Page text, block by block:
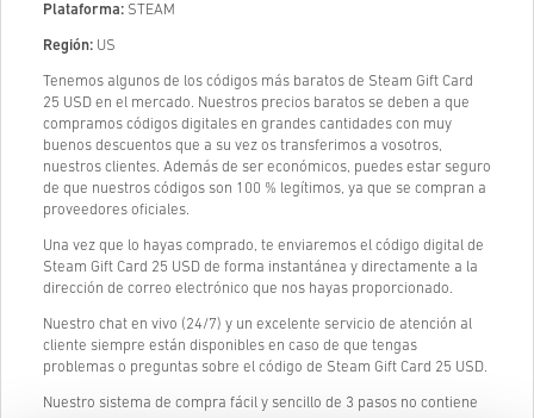
Plataforma: STEAM
Región: US
Tenemos algunos de los códigos más baratos de Steam Gift Card
25 USD en el mercado. Nuestros precios baratos se deben a que
compramos códigos digitales en grandes cantidades con muy
buenos descuentos que a su vez os transferimos a vosotros,
nuestros clientes. Además de ser económicos, puedes estar seguro
de que nuestros códigos son 100 % legítimos, ya que se compran a
proveedores oficiales.
Una vez que lo hayas comprado, te enviaremos el código digital de
Steam Gift Card 25 USD de forma instantánea y directamente a la
dirección de correo electrónico que nos hayas proporcionado.
Nuestro chat en vivo (24/7) y un excelente servicio de atención al
cliente siempre están disponibles en caso de que tengas
problemas o preguntas sobre el código de Steam Gift Card 25 USD.
Nuestro sistema de compra fácil y sencillo de 3 pasos no contiene